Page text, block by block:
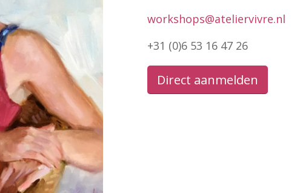
workshops@ateliervivre.nl
+31 (0)6 53 16 47 26
Direct aanmelden